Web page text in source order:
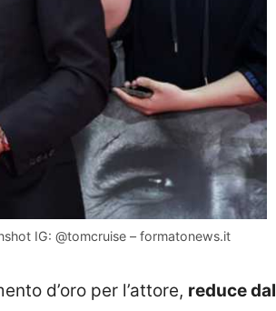
IG: @tomcruise – formatonews.it
d’oro per l’attore, reduce dal